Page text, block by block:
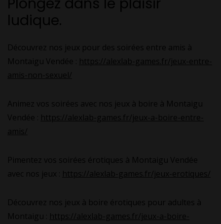
ludique.
Découvrez nos jeux pour des soirées entre amis à
Montaigu Vendée : https://alexlab-games.fr/jeux-entre-
amis-non-sexuel/
Animez vos soirées avec nos jeux à boire à Montaigu
Vendée : https://alexlab-games.fr/jeux-a-boire-entre-
amis/
Pimentez vos soirées érotiques à Montaigu Vendée
avec nos jeux : https://alexlab-games.fr/jeux-erotiques/
Découvrez nos jeux à boire érotiques pour adultes à
Montaigu : https://alexlab-games.fr/jeux-a-boire-